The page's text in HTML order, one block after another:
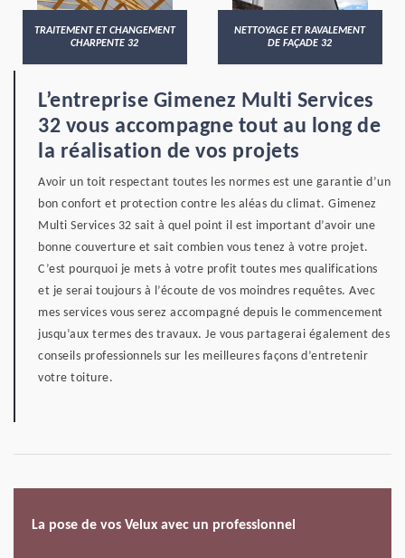
TRAITEMENT ET CHANGEMENT
CHARPENTE 32
NETTOYAGE ET RAVALEMENT
DE FAÇADE 32
L’entreprise Gimenez Multi Services
32 vous accompagne tout au long de
la réalisation de vos projets
Avoir un toit respectant toutes les normes est une garantie d’un
bon confort et protection contre les aléas du climat. Gimenez
Multi Services 32 sait à quel point il est important d’avoir une
bonne couverture et sait combien vous tenez à votre projet.
C’est pourquoi je mets à votre profit toutes mes qualifications
et je serai toujours à l’écoute de vos moindres requêtes. Avec
mes services vous serez accompagné depuis le commencement
jusqu’aux termes des travaux. Je vous partagerai également des
conseils professionnels sur les meilleures façons d’entretenir
votre toiture.
La pose de vos Velux avec un professionnel